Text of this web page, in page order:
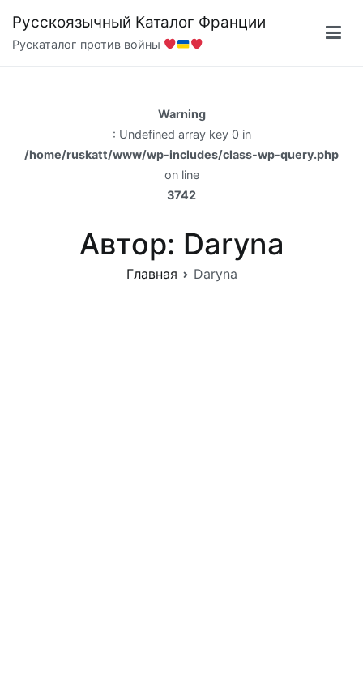
содержимому
Русскоязычный Каталог Франции
Рускаталог против войны
Warning
: Undefined array key 0 in
/home/ruskatt/www/wp-includes/class-wp-query.php
on line
3742
Автор: Daryna
Главная Daryna